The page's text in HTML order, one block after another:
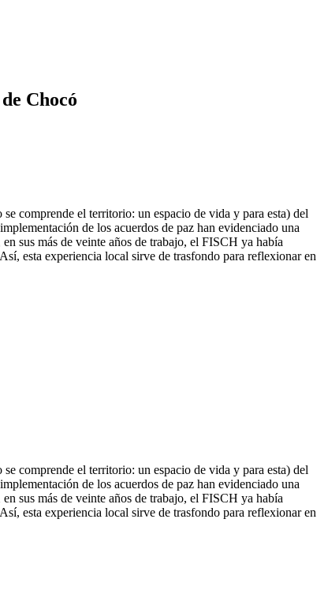
Chocó
comprende el territorio: un espacio de vida y para esta) del
de los acuerdos de paz han evidenciado una
sus más de veinte años de trabajo, el FISCH ya había
esta experiencia local sirve de trasfondo para reflexionar en
comprende el territorio: un espacio de vida y para esta) del
de los acuerdos de paz han evidenciado una
sus más de veinte años de trabajo, el FISCH ya había
esta experiencia local sirve de trasfondo para reflexionar en